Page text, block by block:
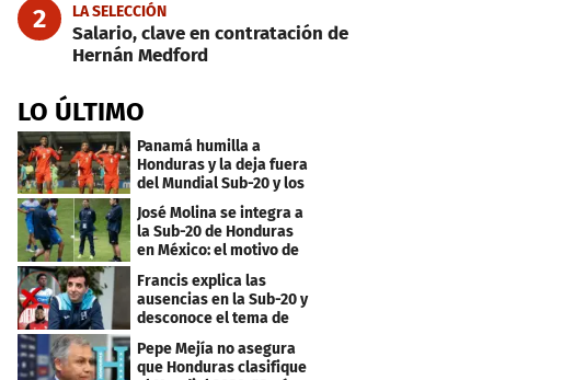
2 LA SELECCIÓN
Salario, clave en contratación de
Hernán Medford
LO ÚLTIMO
Panamá humilla a
Honduras y la deja fuera
del Mundial Sub-20 y los
Juegos Olímpicos
José Molina se integra a
la Sub-20 de Honduras
en México: el motivo de
su viaje
Francis explica las
ausencias en la Sub-20 y
desconoce el tema de
los tiktokers
Pepe Mejía no asegura
que Honduras clasifique